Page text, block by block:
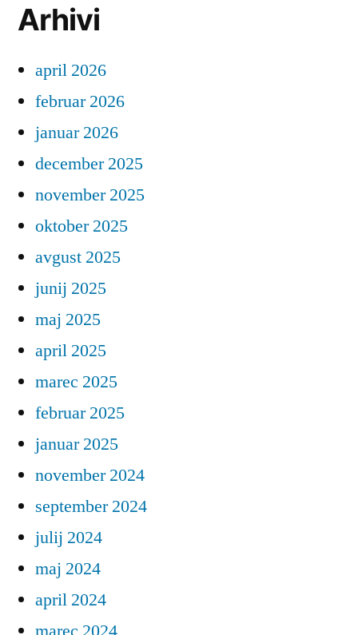
Arhivi
april 2026
februar 2026
januar 2026
december 2025
november 2025
oktober 2025
avgust 2025
junij 2025
maj 2025
april 2025
marec 2025
februar 2025
januar 2025
november 2024
september 2024
julij 2024
maj 2024
april 2024